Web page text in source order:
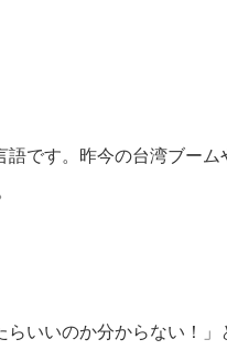
言語です。昨今の台湾ブ
いいのか分からない！」